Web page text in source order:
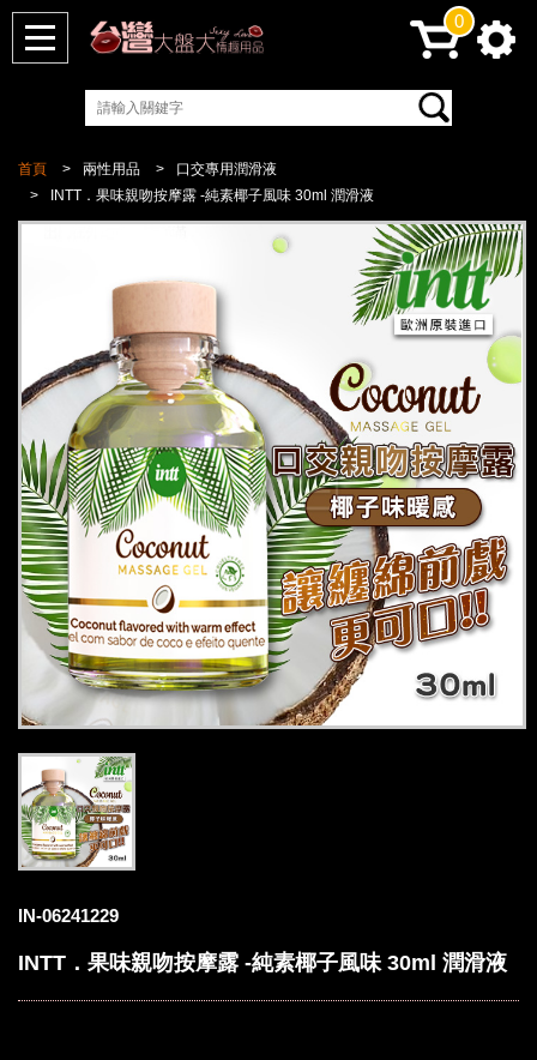
首頁 兩性用品
口交專用潤滑液
INTT．果味親吻按摩露 -純素椰子風味 30ml 潤滑液
IN-06241229
INTT．果味親吻按摩露 -純素椰子風味 30ml 潤滑液
0